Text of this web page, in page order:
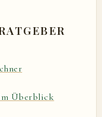
Überblick